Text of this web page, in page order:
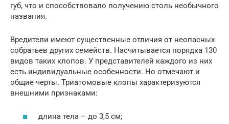
губ, что и способствовало получению столь необычного
названия.
Вредители имеют существенные отличия от неопасных
собратьев других семейств. Насчитывается порядка 130
видов таких клопов. У представителей каждого из них
есть индивидуальные особенности. Но отмечают и
общие черты. Триатомовые клопы характеризуются
внешними признаками:
длина тела – до 3,5 см;